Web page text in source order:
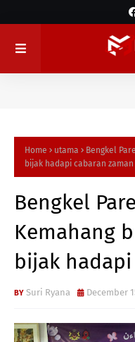
Home utama
Bengkel
bijak hadapi cabaran zaman
Bengkel
Kemahang
bijak
Suri Ryana December